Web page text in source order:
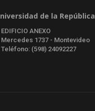
de la República
EDIFICIO ANEXO
Mercedes 1737 - Montevideo
Teléfono: (598) 24092227